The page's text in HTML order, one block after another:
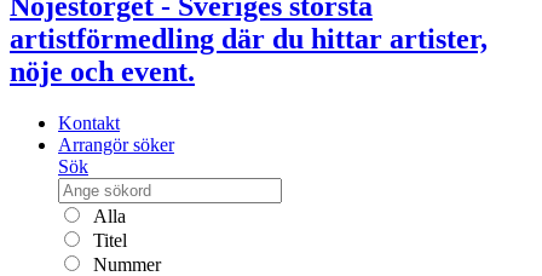
artistförmedling där du hittar artister,
nöje och event.
Kontakt
Arrangör söker
Sök
Alla
Titel
Nummer